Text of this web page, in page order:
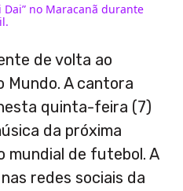
Dai” no Maracanã durante
de volta ao
Mundo. A cantora
quinta-feira (7)
da próxima
mundial de futebol. A
redes sociais da